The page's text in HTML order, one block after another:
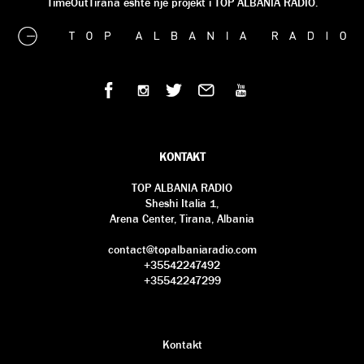
TimeOutTirana është një projekt i TOP ALBANIA RADIO.
KONTAKT
TOP ALBANIA RADIO
Sheshi Italia 1,
Arena Center, Tirana, Albania
contact@topalbaniaradio.com
+35542247492
+35542247299
Kontakt